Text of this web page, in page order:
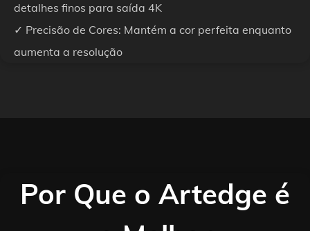
detalhes finos para saída 4K
✓ Precisão de Cores: Mantém a cor perfeita enquanto
aumenta a resolução
Por Que o Artedge é